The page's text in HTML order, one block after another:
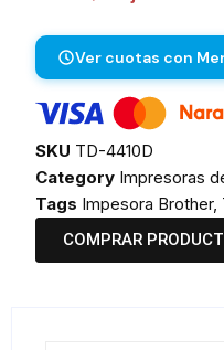
Ver cuotas con
SKU TD-4410D
Category Impresoras
Tags Impesora Brother,
COMPRAR